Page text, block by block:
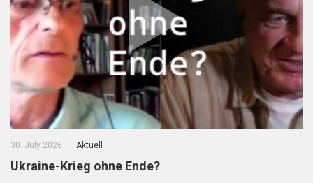
30. July 2026 Aktuell
Ukraine-Krieg ohne Ende?